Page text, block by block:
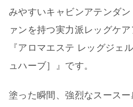
みやすいキャビンアテンダ
ァンを持つ実力派レッグケ
『アロマエステ レッグジェ
ュハーブ］』です。
塗った瞬間、強烈なスース